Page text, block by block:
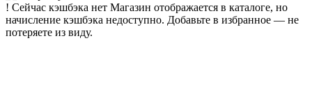
! Сейчас кэшбэка нет Магазин отображается в каталоге, но
начисление кэшбэка недоступно. Добавьте в избранное — не
потеряете из виду.